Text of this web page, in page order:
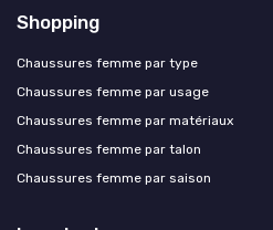
Shopping
Chaussures femme par type
Chaussures femme par usage
Chaussures femme par matériaux
Chaussures femme par talon
Chaussures femme par saison